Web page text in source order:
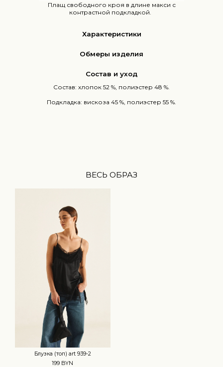
Плащ свободного кроя в длине макси с
контрастной подкладкой.
Характеристики
Обмеры изделия
Состав и уход
Состав: хлопок 52 %, полиэстер 48 %.
Подкладка: вискоза 45 %, полиэстер 55 %.
ВЕСЬ ОБРАЗ
Блузка (топ) art 939-2
199 BYN